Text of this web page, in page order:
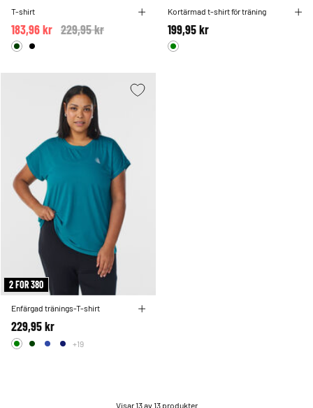
T-shirt
Price reduced from
229,95 kr
183,96 kr
Kortärmad t-shirt för träning
199,95 kr
2 FOR 380
Enfärgad tränings-T-shirt
229,95 kr
+19
Visar 13 av 13 produkter